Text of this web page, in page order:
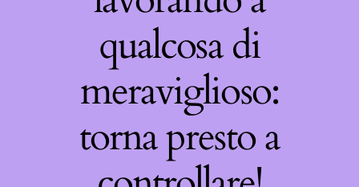
qualcosa di
meraviglioso:
torna presto a